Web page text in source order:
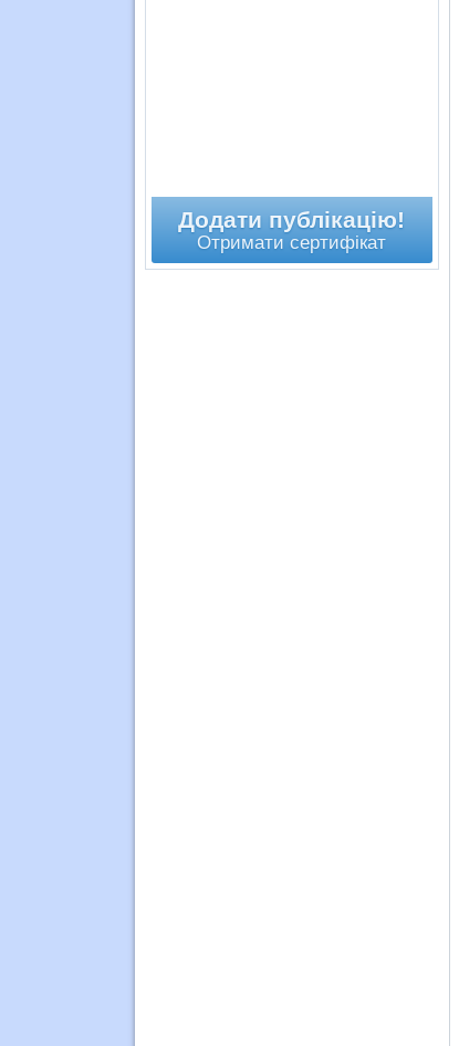
Додати публікацію!
Отримати сертифікат